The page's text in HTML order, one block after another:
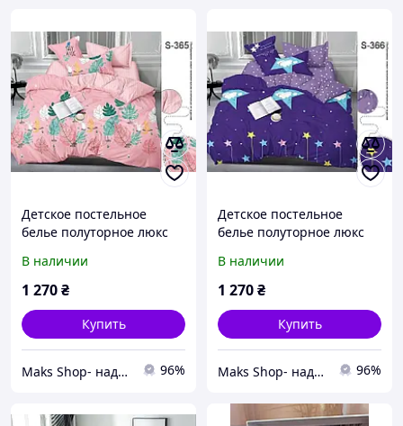
Детское постельное
белье полуторное люкс
компаньоном с двумя
наволочками S365
В наличии
1 270₴
Купить
Maks Shop- надежный и перспективный интернет магазин сумок и аксессуаров 96%
Детское постельное
белье полуторное люкс
компаньоном S366
В наличии
1 270₴
Купить
Maks Shop- надежный и перспективный интернет магазин сумок и аксессуаров 96%